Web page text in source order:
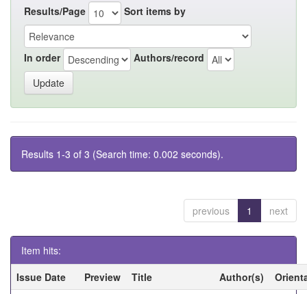
Results/Page Sort items by
In order Authors/record
Results 1-3 of 3 (Search time: 0.002 seconds).
previous 1 next
Item hits:
Issue Date
Preview Title Author(s)